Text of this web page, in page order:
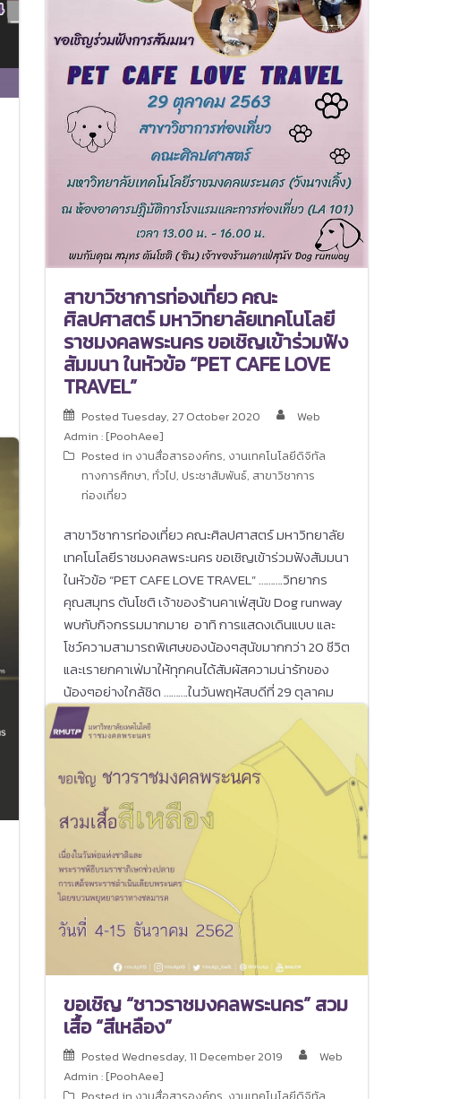
สาขาวิชาการท่องเที่ยว คณะ
ศิลปศาสตร์ มหาวิทยาลัยเทคโนโลยี
ราชมงคลพระนคร ขอเชิญเข้าร่วมฟัง
สัมมนา ในหัวข้อ “PET CAFE LOVE
TRAVEL”
Posted Tuesday, 27 October 2020
Web
Admin : [PoohAee]
Posted in งานสื่อสารองค์กร, งานเทคโนโลยีดิจิทัล
ทางการศึกษา, ทั่วไป, ประชาสัมพันธ์, สาขาวิชาการ
ท่องเที่ยว
สาขาวิชาการท่องเที่ยว คณะศิลปศาสตร์ มหาวิทยาลัย
เทคโนโลยีราชมงคลพระนคร ขอเชิญเข้าร่วมฟังสัมมนา
ในหัวข้อ “PET CAFE LOVE TRAVEL” ……….วิทยากร
คุณสมุทร ตันโชติ เจ้าของร้านคาเฟ่สุนัข Dog runway
พบกับกิจกรรมมากมาย อาทิ การแสดงเดินแบบ และ
โชว์ความสามารถพิเศษของน้องๆสุนัขมากกว่า 20 ชีวิต
และเรายกคาเฟ่มาให้ทุกคนได้สัมผัสความน่ารักของ
น้องๆอย่างใกล้ชิด ……….ในวันพฤหัสบดีที่ 29 ตุลาคม
2563 เวลา 13.00-16.00 น. (คาเฟ่เปิด 11.00 น.) ณ
ห้อง LA101-102 อาคารปฏิบัติการโรงแรมและการท่อง
เที่ยว คณะศิลปศาสตร์ มหาวิทยาลัยเทคโนโลยีราช
มงคลพระนคร
ขอเชิญ “ชาวราชมงคลพระนคร” สวม
เสื้อ “สีเหลือง”
Posted Wednesday, 11 December 2019
Web
Admin : [PoohAee]